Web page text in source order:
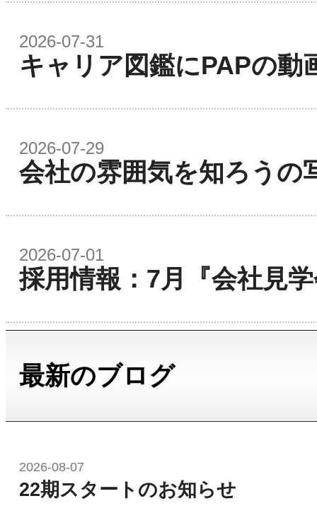
2026-07-31
キャリア図鑑にPAPの動
2026-07-29
会社の雰囲気を知ろうの
2026-07-01
採用情報：7月『会社見
最新のブログ
2026-08-07
22期スタートのお知らせ